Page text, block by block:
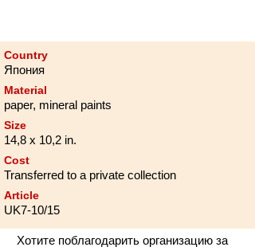
Country
Япония
Material
paper, mineral paints
Size
14,8 x 10,2 in.
Cost
Transferred to a private collection
Article
UK7-10/15
Хотите поблагодарить организацию за